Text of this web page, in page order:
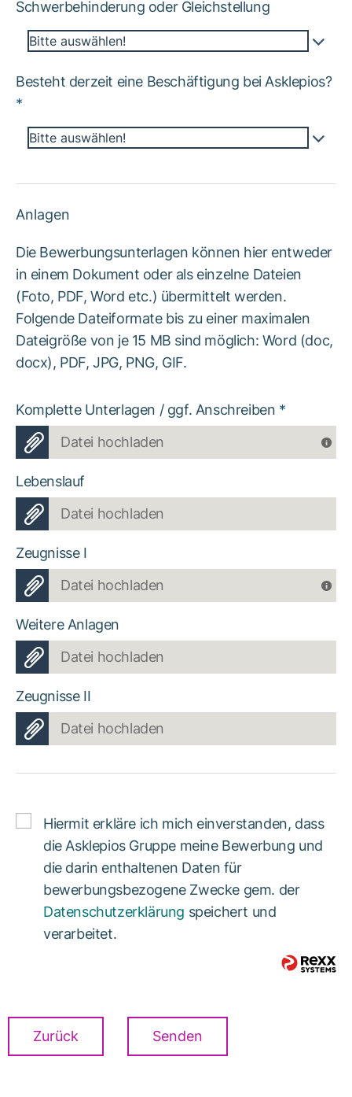
Schwerbehinderung oder Gleichstellung
Bitte auswählen!
Besteht derzeit eine Beschäftigung bei Asklepios?
*
Bitte auswählen!
Anlagen
Die Bewerbungsunterlagen können hier entweder
in einem Dokument oder als einzelne Dateien
(Foto, PDF, Word etc.) übermittelt werden.
Folgende Dateiformate bis zu einer maximalen
Dateigröße von je 15 MB sind möglich: Word (doc,
docx), PDF, JPG, PNG, GIF.
Komplette Unterlagen / ggf. Anschreiben *
Datei hochladen
Lebenslauf
Datei hochladen
Zeugnisse I
Datei hochladen
Weitere Anlagen
Datei hochladen
Zeugnisse II
Datei hochladen
Hiermit erkläre ich mich einverstanden, dass
die Asklepios Gruppe meine Bewerbung und
die darin enthaltenen Daten für
bewerbungsbezogene Zwecke gem. der
Datenschutzerklärung speichert und
verarbeitet.
Zurück Senden